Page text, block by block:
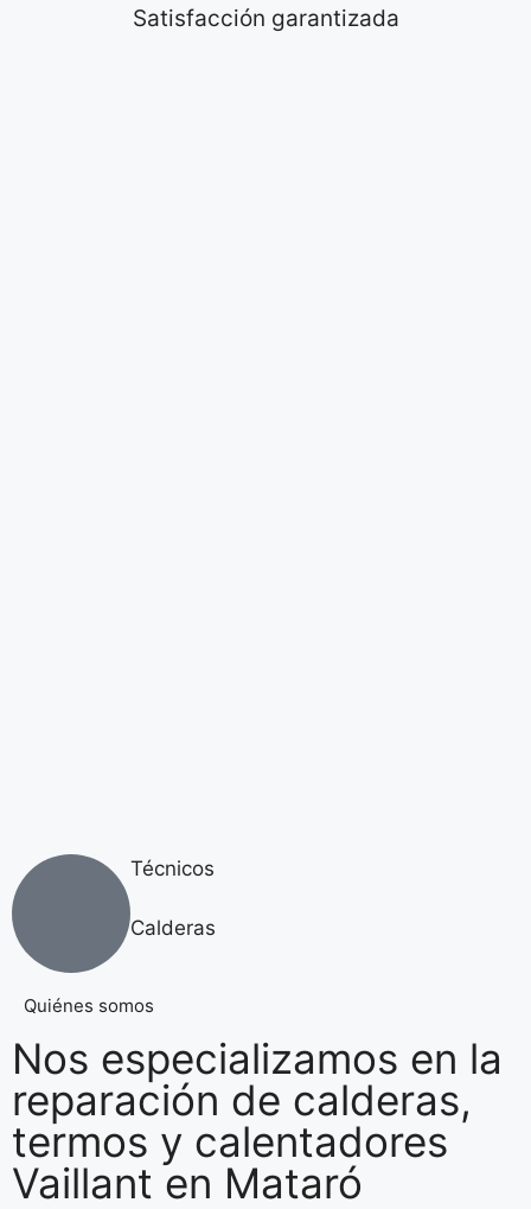
Satisfacción garantizada
Técnicos
Calderas
Quiénes somos
Nos especializamos en la
reparación de calderas,
termos y calentadores
Vaillant en Mataró